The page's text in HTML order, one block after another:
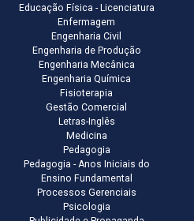
Educação Física - Licenciatura
Enfermagem
Engenharia Civil
Engenharia de Produção
Engenharia Mecânica
Engenharia Química
Fisioterapia
Gestão Comercial
Letras-Inglês
Medicina
Pedagogia
Pedagogia - Anos Iniciais do
Ensino Fundamental
Processos Gerenciais
Psicologia